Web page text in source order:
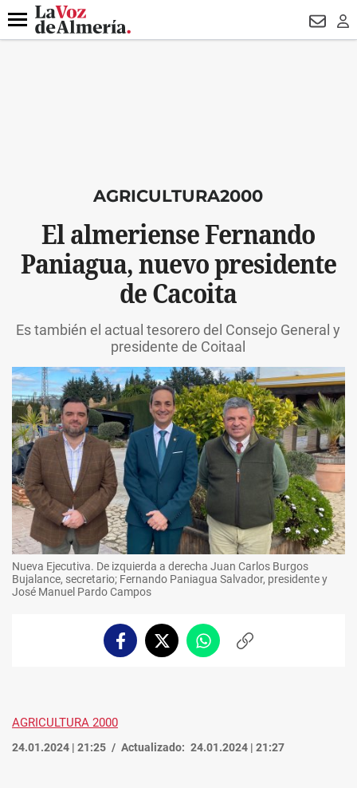
DESTACADO DRON UDA
Menú
AGRICULTURA2000
El almeriense Fernando
Paniagua, nuevo presidente
de Cacoita
Es también el actual tesorero del Consejo General y
presidente de Coitaal
Nueva Ejecutiva. De izquierda a derecha Juan Carlos Burgos
Bujalance, secretario; Fernando Paniagua Salvador, presidente y
José Manuel Pardo Campos
FacebookTwitterWhatsappCopiar
AGRICULTURA 2000
24.01.2024 | 21:25 Actualizado: 24.01.2024 | 21:27